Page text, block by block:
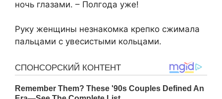
ночь глазами. – Полгода уже!
Руку женщины незнакомка крепко сжимала
пальцами с увесистыми кольцами.